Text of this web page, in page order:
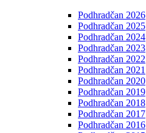
Podhradčan 2026
Podhradčan 2025
Podhradčan 2024
Podhradčan 2023
Podhradčan 2022
Podhradčan 2021
Podhradčan 2020
Podhradčan 2019
Podhradčan 2018
Podhradčan 2017
Podhradčan 2016